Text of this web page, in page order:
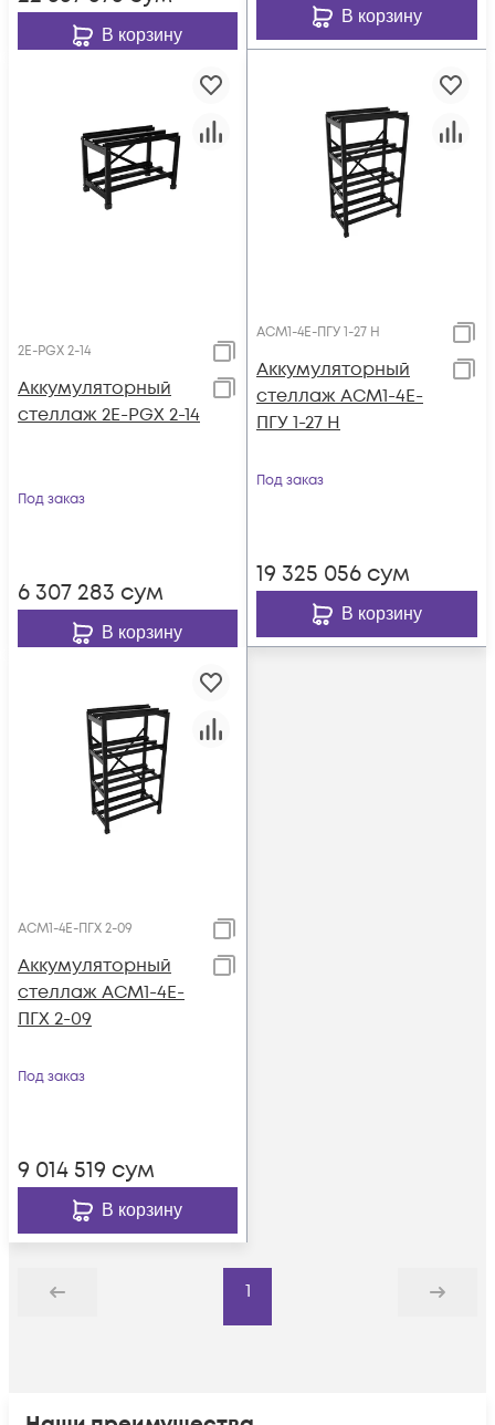
В корзину
В корзину
2E-PGX 2-14
Аккумуляторный
стеллаж 2E-PGX 2-14
Под заказ
6 307 283 сум
В корзину
АСМ1-4E-ПГУ 1-27 H
Аккумуляторный
стеллаж АСМ1-4E-
ПГУ 1-27 H
Под заказ
19 325 056 сум
В корзину
АСМ1-4E-ПГХ 2-09
Аккумуляторный
стеллаж АСМ1-4E-
ПГХ 2-09
Под заказ
9 014 519 сум
В корзину
Назад
1
Дальше